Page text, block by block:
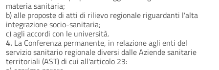
materia sanitaria;
b) alle proposte di atti di rilievo regionale riguardanti l'alta
integrazione socio-sanitaria;
c) agli accordi con le università.
4. La Conferenza permanente, in relazione agli enti del
servizio sanitario regionale diversi dalle Aziende sanitarie
territoriali (AST) di cui all'articolo 23: